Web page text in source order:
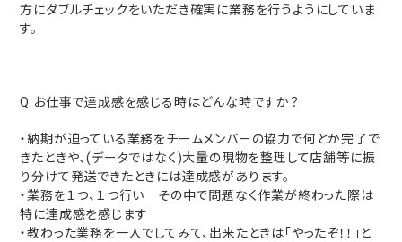
方にダブルチェックをいただき確実に業務を行うようにしていま
す。
Q.お仕事で達成感を感じる時はどんな時ですか？
・納期が迫っている業務をチームメンバーの協力で何とか完了で
きたときや、(データではなく)大量の現物を整理して店舗等に振
り分けて発送できたときには達成感があります。
・業務を１つ、１つ行い その中で問題なく作業が終わった際は
特に達成感を感じます
・教わった業務を一人でしてみて、出来たときは「やったぞ！！」と